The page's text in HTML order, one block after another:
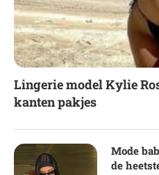
Lingerie model Kylie
kanten pakjes
Mode
de